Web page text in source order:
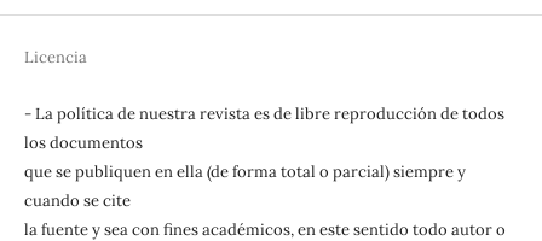
Licencia
- La política de nuestra revista es de libre reproducción de todos
los documentos
que se publiquen en ella (de forma total o parcial) siempre y
cuando se cite
la fuente y sea con fines académicos, en este sentido todo autor o